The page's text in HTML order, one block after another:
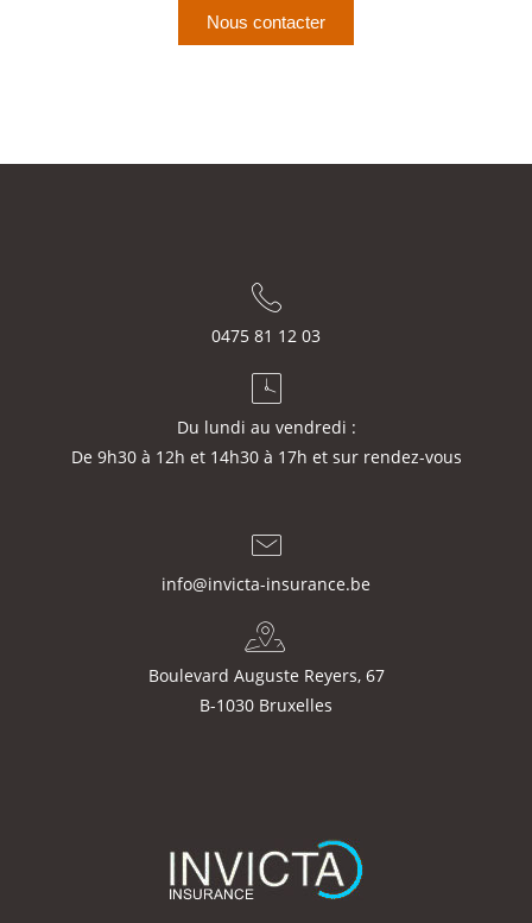
Nous contacter
0475 81 12 03
Du lundi au vendredi :
De 9h30 à 12h et 14h30 à 17h et sur rendez-vous
info@invicta-insurance.be
Boulevard Auguste Reyers, 67
B-1030 Bruxelles